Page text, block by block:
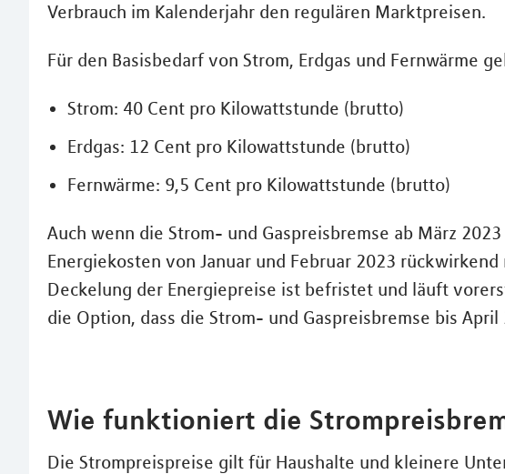
Verbrauch im Kalenderjahr den regulären Marktpreisen.
Für den Basisbedarf von Strom, Erdgas und Fernwärme
Strom: 40 Cent pro Kilowattstunde (brutto)
Erdgas: 12 Cent pro Kilowattstunde (brutto)
Fernwärme: 9,5 Cent pro Kilowattstunde (brutto)
Auch wenn die Strom- und Gaspreisbremse ab März
Energiekosten von Januar und Februar 2023
Deckelung der Energiepreise ist befristet und läuft
die Option, dass die Strom- und Gaspreisbremse bis
Wie funktioniert die
Die Strompreispreise gilt für Haushalte und kleinere